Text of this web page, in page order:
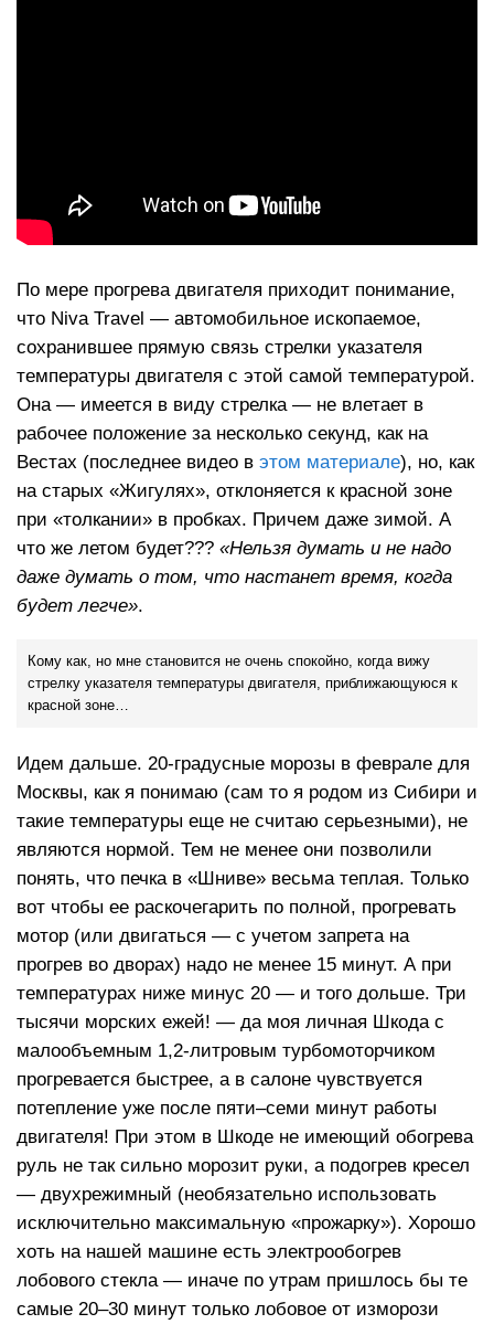
По мере прогрева двигателя приходит понимание,
что Niva Travel — автомобильное ископаемое,
сохранившее прямую связь стрелки указателя
температуры двигателя с этой самой температурой.
Она — имеется в виду стрелка — не влетает в
рабочее положение за несколько секунд, как на
Вестах (последнее видео в этом материале), но, как
на старых «Жигулях», отклоняется к красной зоне
при «толкании» в пробках. Причем даже зимой. А
что же летом будет??? «Нельзя думать и не надо
даже думать о том, что настанет время, когда
будет легче».
Кому как, но мне становится не очень спокойно, когда вижу
стрелку указателя температуры двигателя, приближающуюся к
красной зоне…
Идем дальше. 20-градусные морозы в феврале для
Москвы, как я понимаю (сам то я родом из Сибири и
такие температуры еще не считаю серьезными), не
являются нормой. Тем не менее они позволили
понять, что печка в «Шниве» весьма теплая. Только
вот чтобы ее раскочегарить по полной, прогревать
мотор (или двигаться — с учетом запрета на
прогрев во дворах) надо не менее 15 минут. А при
температурах ниже минус 20 — и того дольше. Три
тысячи морских ежей! — да моя личная Шкода с
малообъемным 1,2-литровым турбомоторчиком
прогревается быстрее, а в салоне чувствуется
потепление уже после пяти–семи минут работы
двигателя! При этом в Шкоде не имеющий обогрева
руль не так сильно морозит руки, а подогрев кресел
— двухрежимный (необязательно использовать
исключительно максимальную «прожарку»). Хорошо
хоть на нашей машине есть электрообогрев
лобового стекла — иначе по утрам пришлось бы те
самые 20–30 минут только лобовое от изморози